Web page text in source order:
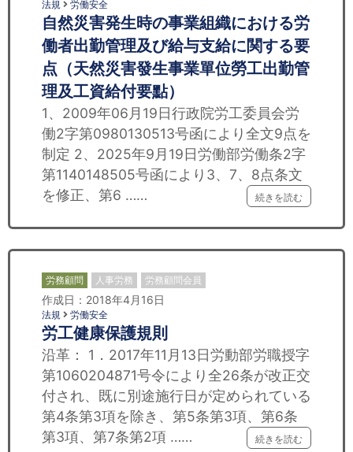
法規 労働安全
自然災害発生時の事業組織における労
働者出勤管理及び給与支給に関する要
点（天然災害發生事業單位勞工出勤管
理及工資給付要點）
1、2009年06月19日行政院労工委員会労
働2字第0980130513号函により全文9点を
制定 2、2025年9月19日労働部労働条2字
第1140148505号函により3、7、8点条文
を修正、第6 ……
続きを読む
労務顧問 人事労務 労務顧問会員
作成日：2018年4月16日
法規 労働安全
労工健康保護規則
沿革： 1．2017年11月13日労動部労職授字
第1060204871号令により全26条が改正交
付され、既に別途施行日が定められている
第4条第3項を除き、第5条第3項、第6条
第3項、第7条第2項 ……
続きを読む